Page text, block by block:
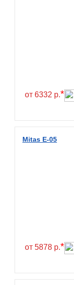
Sunchase
Wanda
Wanmao
от 6332 р.*
Mitas E-05
от 5878 р.*